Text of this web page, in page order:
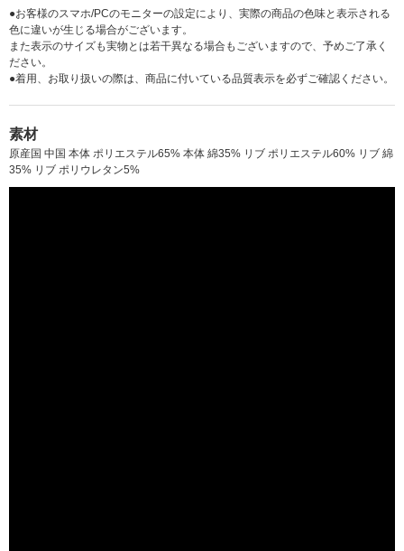
●お客様のスマホ/PCのモニターの設定により、実際の商品の色味と表示される
色に違いが生じる場合がございます。
また表示のサイズも実物とは若干異なる場合もございますので、予めご了承く
ださい。
●着用、お取り扱いの際は、商品に付いている品質表示を必ずご確認ください。
素材
原産国 中国 本体 ポリエステル65% 本体 綿35% リブ ポリエステル60% リブ 綿
35% リブ ポリウレタン5%